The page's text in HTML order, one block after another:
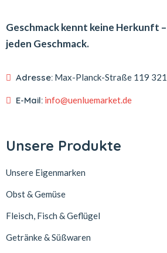
Geschmack kennt keine Herkunft
jeden Geschmack.
Adresse: Max-Planck-Straße 119
E-Mail: info@uenluemarket.de
Unsere Produkte
Unsere Eigenmarken
Obst & Gemüse
Fleisch, Fisch & Geflügel
Getränke & Süßwaren